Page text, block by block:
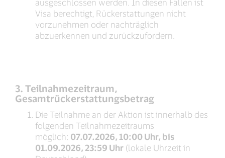
ausgeschlossen werden. In diesen Fällen ist
Visa berechtigt, Rückerstattungen nicht
vorzunehmen oder nachträglich
abzuerkennen und zurückzufordern.
3. Teilnahmezeitraum,
Gesamtrückerstattungsbetrag
Die Teilnahme an der Aktion ist innerhalb des
folgenden Teilnahmezeitraums
möglich: 07.07.2026, 10:00 Uhr, bis
01.09.2026, 23:59 Uhr (lokale Uhrzeit in